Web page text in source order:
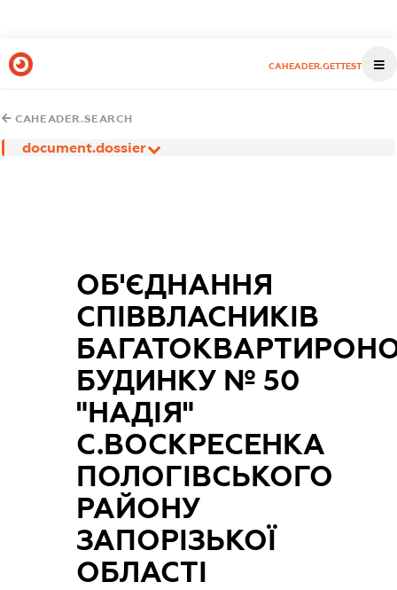
CAHEADER.GETTEST
CAHEADER.SEARCH
document.dossier
ОБ'ЄДНАННЯ
СПІВВЛАСНИКІВ
БУДИНКУ № 50
"НАДІЯ"
С.ВОСКРЕСЕНКА
ПОЛОГІВСЬКОГО
РАЙОНУ
ЗАПОРІЗЬКОЇ
ОБЛАСТІ